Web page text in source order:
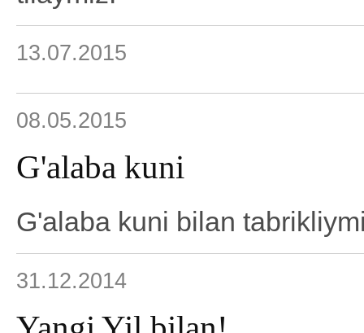
13.07.2015
08.05.2015
G'alaba kuni
G'alaba kuni bilan
31.12.2014